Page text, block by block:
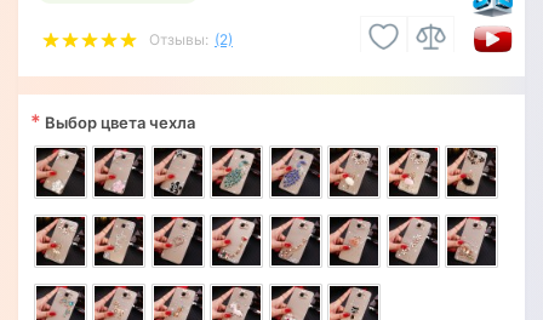
Отзывы: (2)
* Выбор цвета чехла